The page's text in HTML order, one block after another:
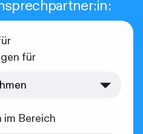
für
im Bereich